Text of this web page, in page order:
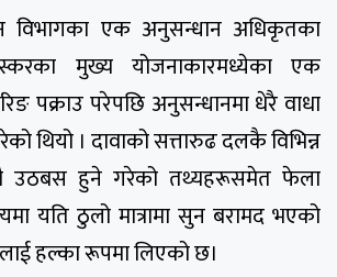
विभागका एक अनुसन्धान अधिकृतका
मुख्य योजनाकारमध्येका एक
पक्राउ परेपछि अनुसन्धानमा धेरै वाधा
थियो । दावाको सत्तारुढ दलकै विभिन्न
उठबस हुने गरेको तथ्यहरूसमेत फेला
यति ठुलो मात्रामा सुन बरामद भएको
हल्का रूपमा लिएको छ।